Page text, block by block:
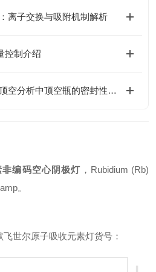
离子交换与吸附机制解析
控制介绍
进样器样品瓶在气相色谱顶空分析中顶空瓶的密封性与耐压性测试
非编码空心阴极灯 ，Rubidium (Rb)
。
世尔原子吸收元素灯货号：